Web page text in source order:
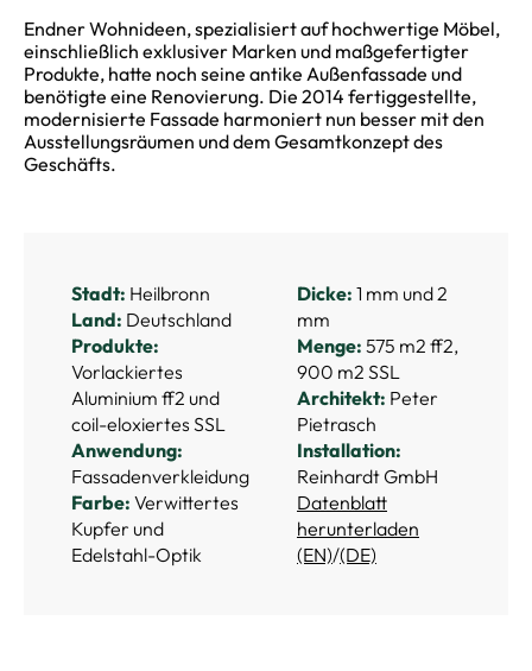
Endner Wohnideen, spezialisiert auf hochwertige Möbel,
einschließlich exklusiver Marken und maßgefertigter
Produkte, hatte noch seine antike Außenfassade und
benötigte eine Renovierung. Die 2014 fertiggestellte,
modernisierte Fassade harmoniert nun besser mit den
Ausstellungsräumen und dem Gesamtkonzept des
Geschäfts.
Stadt: Heilbronn
Land: Deutschland
Produkte:
Vorlackiertes
Aluminium ff2 und
coil-eloxiertes SSL
Anwendung:
Fassadenverkleidung
Farbe: Verwittertes
Kupfer und
Edelstahl-Optik
Dicke: 1 mm und 2
mm
Menge: 575 m2 ff2,
900 m2 SSL
Architekt: Peter
Pietrasch
Installation:
Reinhardt GmbH
Datenblatt
herunterladen
(EN)/(DE)